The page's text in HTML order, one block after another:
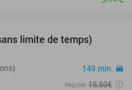
limite de temps)
149 min. directions_car
Régulier 18,50€